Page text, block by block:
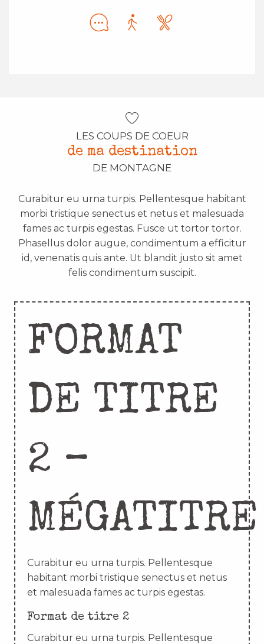
LES COUPS DE COEUR
de ma destination
DE MONTAGNE
Curabitur eu urna turpis. Pellentesque habitant
morbi tristique senectus et netus et malesuada
fames ac turpis egestas. Fusce ut tortor tortor.
Phasellus dolor augue, condimentum a efficitur
id, venenatis quis ante. Ut blandit justo sit amet
felis condimentum suscipit.
FORMAT
DE TITRE
2 –
MÉGATITRE
Curabitur eu urna turpis. Pellentesque
habitant morbi tristique senectus et netus
et malesuada fames ac turpis egestas.
Format de titre 2
Curabitur eu urna turpis. Pellentesque